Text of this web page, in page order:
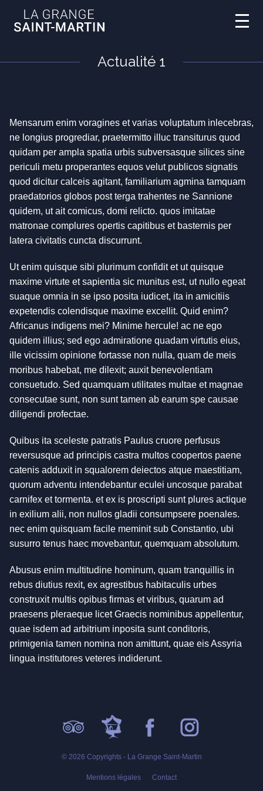
Actualité 1
Mensarum enim voragines et varias voluptatum inlecebras,
ne longius progrediar, praetermitto illuc transiturus quod
quidam per ampla spatia urbis subversasque silices sine
periculi metu properantes equos velut publicos signatis
quod dicitur calceis agitant, familiarium agmina tamquam
praedatorios globos post terga trahentes ne Sannione
quidem, ut ait comicus, domi relicto. quos imitatae
matronae complures opertis capitibus et basternis per
latera civitatis cuncta discurrunt.
Ut enim quisque sibi plurimum confidit et ut quisque
maxime virtute et sapientia sic munitus est, ut nullo egeat
suaque omnia in se ipso posita iudicet, ita in amicitiis
expetendis colendisque maxime excellit. Quid enim?
Africanus indigens mei? Minime hercule! ac ne ego
quidem illius; sed ego admiratione quadam virtutis eius,
ille vicissim opinione fortasse non nulla, quam de meis
moribus habebat, me dilexit; auxit benevolentiam
consuetudo. Sed quamquam utilitates multae et magnae
consecutae sunt, non sunt tamen ab earum spe causae
diligendi profectae.
Quibus ita sceleste patratis Paulus cruore perfusus
reversusque ad principis castra multos coopertos paene
catenis adduxit in squalorem deiectos atque maestitiam,
quorum adventu intendebantur eculei uncosque parabat
carnifex et tormenta. et ex is proscripti sunt plures actique
in exilium alii, non nullos gladii consumpsere poenales.
nec enim quisquam facile meminit sub Constantio, ubi
susurro tenus haec movebantur, quemquam absolutum.
Abusus enim multitudine hominum, quam tranquillis in
rebus diutius rexit, ex agrestibus habitaculis urbes
construxit multis opibus firmas et viribus, quarum ad
praesens pleraeque licet Graecis nominibus appellentur,
quae isdem ad arbitrium inposita sunt conditoris,
primigenia tamen nomina non amittunt, quae eis Assyria
lingua institutores veteres indiderunt.
© 2026 Copyrights - La Grange Saint-Martin
Mentions légales Contact